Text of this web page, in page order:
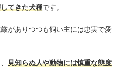
てきた犬種です。
がありつつも飼い主には忠実で愛
見知らぬ人や動物には慎重な態度